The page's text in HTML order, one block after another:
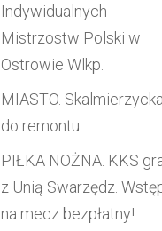
Indywidualnych
Mistrzostw Polski w
Ostrowie Wlkp.
MIASTO. Skalmierzycka
do remontu
PIŁKA NOŻNA. KKS
z Unią Swarzędz.
na mecz bezpłatny!